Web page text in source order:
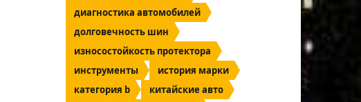
диагностика автомобилей
долговечность шин
износостойкость протектора
инструменты
история марки
категория b
китайские авто